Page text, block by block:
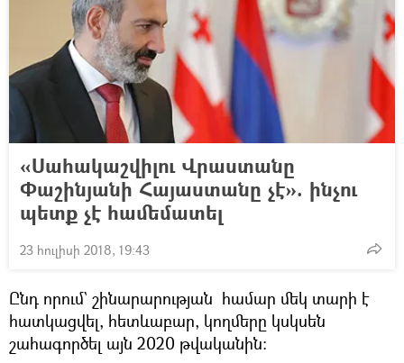
«Սահակաշվիլու Վրաստանը
Փաշինյանի Հայաստանը չէ». ինչու
պետք չէ համեմատել
23 հուլիսի 2018, 19:43
Ընդ որում` շինարարության համար մեկ տարի է
հատկացվել, հետևաբար, կողմերը կսկսեն
շահագործել այն 2020 թվականին։